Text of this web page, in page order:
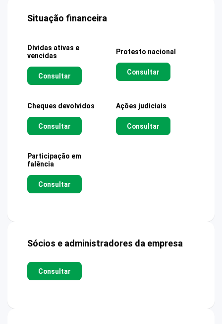
Situação financeira
Dívidas ativas e
vencidas
Consultar
Protesto nacional
Consultar
Cheques devolvidos
Consultar
Ações judiciais
Consultar
Participação em
falência
Consultar
Sócios e administradores da empresa
Consultar